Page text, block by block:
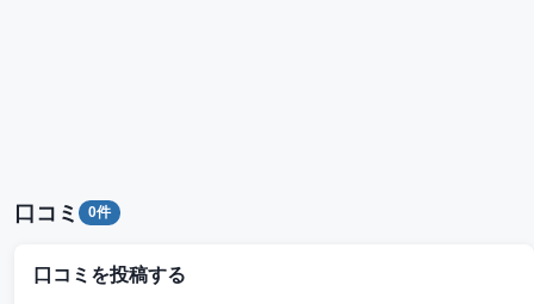
口コミ 0件
口コミを投稿する